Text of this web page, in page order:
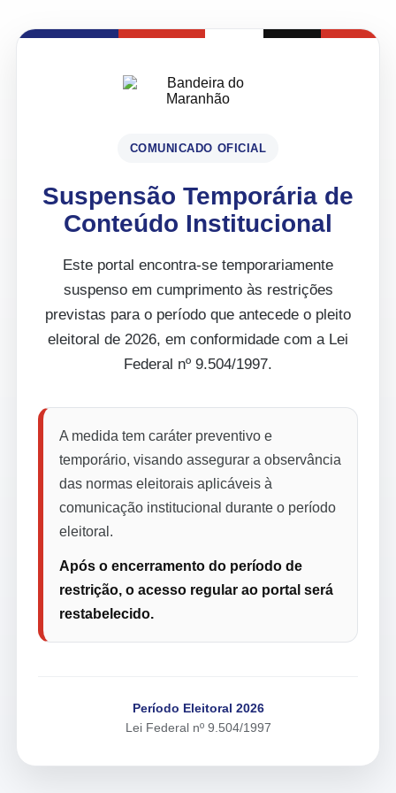
COMUNICADO OFICIAL
Suspensão Temporária de
Conteúdo Institucional
Este portal encontra-se temporariamente
suspenso em cumprimento às restrições
previstas para o período que antecede o pleito
eleitoral de 2026, em conformidade com a Lei
Federal nº 9.504/1997.
A medida tem caráter preventivo e
temporário, visando assegurar a observância
das normas eleitorais aplicáveis à
comunicação institucional durante o período
eleitoral.
Após o encerramento do período de
restrição, o acesso regular ao portal será
restabelecido.
Período Eleitoral 2026
Lei Federal nº 9.504/1997